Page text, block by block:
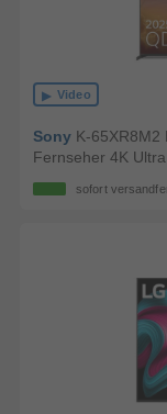
Video
Sony K-65XR8M2
Fernseher 4K
sofort